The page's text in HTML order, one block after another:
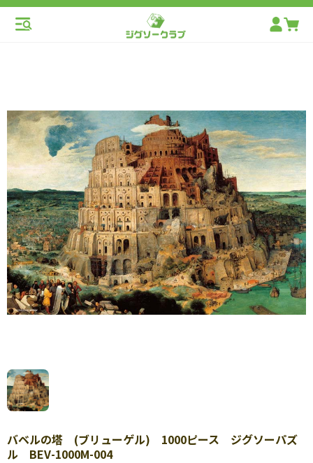
バベルの塔 (ブリューゲル) 1000ピース ジグソーパズ
ル BEV-1000M-004